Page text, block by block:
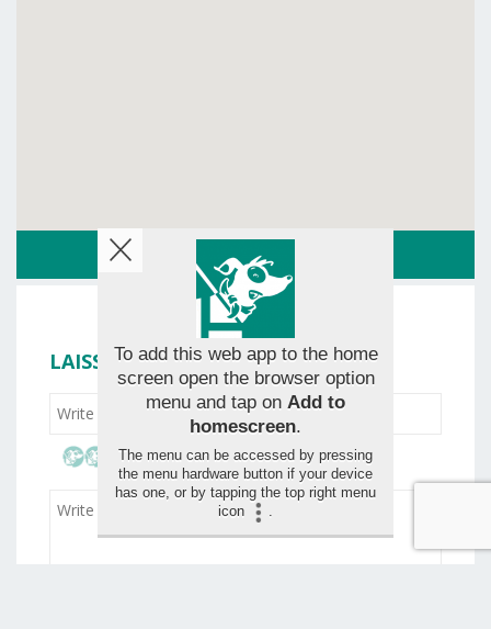
ITINERAIRE
LAISSER VOTRE ÉVALUATION
To add this web app to the home
screen open the browser option
menu and tap on Add to
homescreen.
The menu can be accessed by pressing
the menu hardware button if your device
has one, or by tapping the top right menu
icon
.